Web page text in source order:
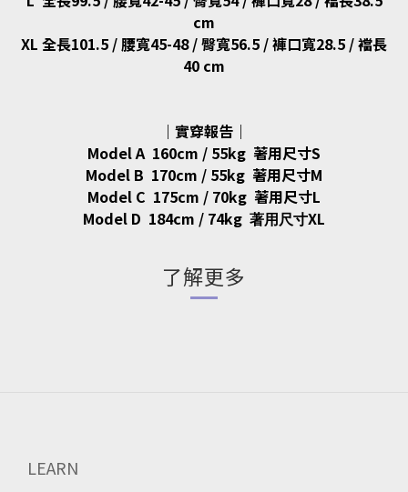
cm
XL 全長101.5 / 腰寬45-48 / 臀寬56.5 / 褲口寬28.5 / 襠長
40 cm
｜實穿報告｜
Model A 160cm / 55kg 著用尺寸S
Model B 170cm / 55kg 著用尺寸M
Model C 175cm / 70kg 著用尺寸L
Model D 184cm / 74kg 著用尺寸XL
了解更多
LEARN